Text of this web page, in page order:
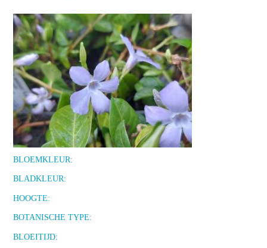
BLOEMKLEUR:
BLADKLEUR:
HOOGTE:
BOTANISCHE TYPE:
BLOEITIJD: